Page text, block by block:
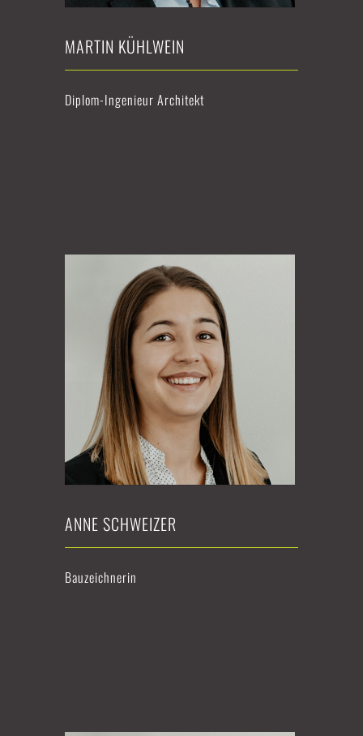
MARTIN KÜHLWEIN
Diplom-Ingenieur Architekt
ANNE SCHWEIZER
Bauzeichnerin